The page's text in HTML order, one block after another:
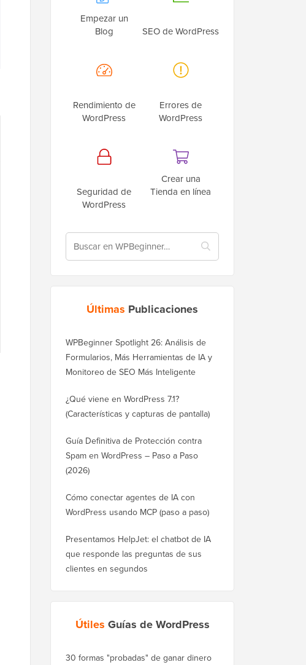
Empezar un
Blog
SEO de WordPress
Rendimiento de
WordPress
Errores de
WordPress
Seguridad de
WordPress
Crear una
Tienda en línea
Últimas Publicaciones
WPBeginner Spotlight 26: Análisis de
Formularios, Más Herramientas de IA y
Monitoreo de SEO Más Inteligente
¿Qué viene en WordPress 7.1?
(Características y capturas de pantalla)
Guía Definitiva de Protección contra
Spam en WordPress – Paso a Paso
(2026)
Cómo conectar agentes de IA con
WordPress usando MCP (paso a paso)
Presentamos HelpJet: el chatbot de IA
que responde las preguntas de sus
clientes en segundos
Útiles Guías de WordPress
30 formas "probadas" de ganar dinero